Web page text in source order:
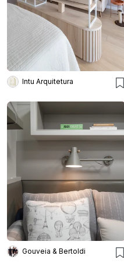
Intu Arquitetura
Gouveia & Bertoldi